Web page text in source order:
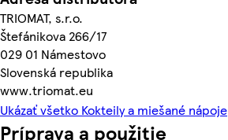
TRIOMAT, s.r.o.
Štefánikova 266/17
029 01 Námestovo
Slovenská republika
www.triomat.eu
Ukázať všetko Kokteily a miešané nápoje
Príprava a použitie